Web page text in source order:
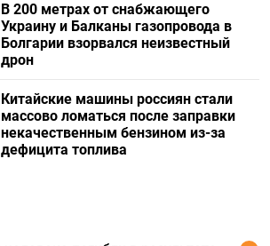
В 200 метрах от снабжающего
Украину и Балканы газопровода в
Болгарии взорвался неизвестный
дрон
Китайские машины россиян стали
массово ломаться после заправки
некачественным бензином из-за
дефицита топлива